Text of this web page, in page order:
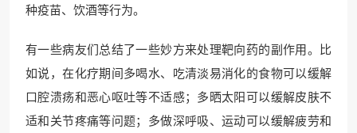
种疫苗、饮酒等行为。
有一些病友们总结了一些妙方来处理靶向药的副作用。比
如说，在化疗期间多喝水、吃清淡易消化的食物可以缓解
口腔溃疡和恶心呕吐等不适感；多晒太阳可以缓解皮肤不
适和关节疼痛等问题；多做深呼吸、运动可以缓解疲劳和